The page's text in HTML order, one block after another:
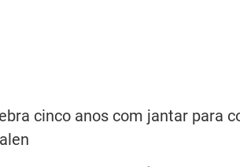
cinco anos com jantar para